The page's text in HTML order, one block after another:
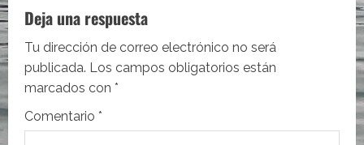
c
i
ó
n
Deja una respuesta
Tu dirección de correo electrónico no será
publicada. Los campos obligatorios están
marcados con *
Comentario *